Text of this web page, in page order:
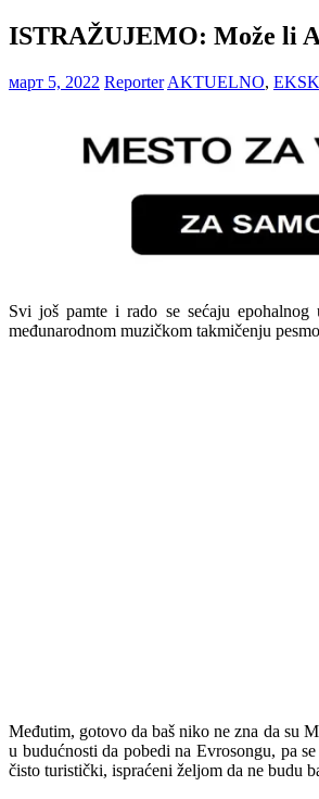
ISTRAŽUJEMO: Može li
март 5, 2022 Reporter AKTUELNO,
Svi još pamte i rado se sećaju epohalnog
međunarodnom muzičkom takmičenju
Međutim, gotovo da baš niko ne zna da su
u budućnosti da pobedi na Evrosongu, pa
čisto turistički, ispraćeni željom da ne budu